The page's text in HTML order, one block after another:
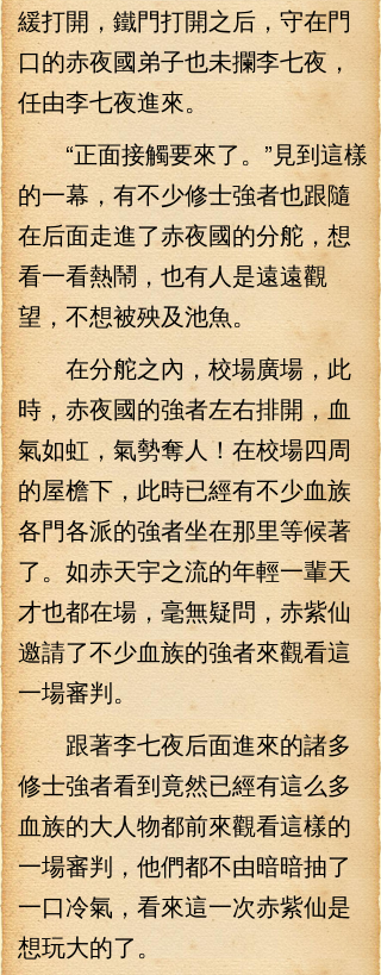
緩打開，鐵門打開之后，守在門
口的赤夜國弟子也未攔李七夜，
任由李七夜進來。
“正面接觸要來了。”見到這樣
的一幕，有不少修士強者也跟隨
在后面走進了赤夜國的分舵，想
看一看熱鬧，也有人是遠遠觀
望，不想被殃及池魚。
在分舵之內，校場廣場，此
時，赤夜國的強者左右排開，血
氣如虹，氣勢奪人！在校場四周
的屋檐下，此時已經有不少血族
各門各派的強者坐在那里等候著
了。如赤天宇之流的年輕一輩天
才也都在場，毫無疑問，赤紫仙
邀請了不少血族的強者來觀看這
一場審判。
跟著李七夜后面進來的諸多
修士強者看到竟然已經有這么多
血族的大人物都前來觀看這樣的
一場審判，他們都不由暗暗抽了
一口冷氣，看來這一次赤紫仙是
想玩大的了。